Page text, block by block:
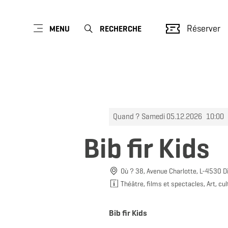
MENU RECHERCHE Réserver
Quand ? Samedi 05.12.2026 10:00
Bib fir Kids
Où ? 38, Avenue Charlotte, L-4530
Théâtre, films et spectacles, Art,
Bib fir Kids